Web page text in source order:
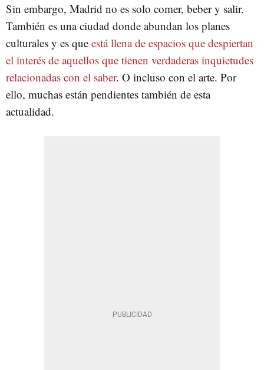
Sin embargo, Madrid no es solo comer, beber y salir.
También es una ciudad donde abundan los planes
culturales y es que está llena de espacios que despiertan
el interés de aquellos que tienen verdaderas inquietudes
relacionadas con el saber. O incluso con el arte. Por
ello, muchas están pendientes también de esta
actualidad.